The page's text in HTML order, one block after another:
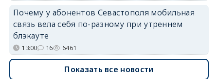
Почему у абонентов Севастополя мобильная
связь вела себя по-разному при утреннем
блэкауте
13:00 16 6461
Показать все новости